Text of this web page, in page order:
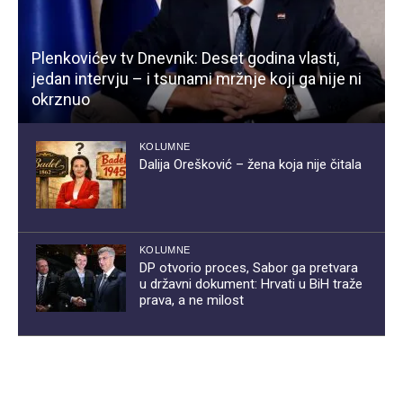
Plenkovićev tv Dnevnik: Deset godina vlasti,
jedan intervju – i tsunami mržnje koji ga nije ni
okrznuo
KOLUMNE
Dalija Orešković – žena koja nije čitala
KOLUMNE
DP otvorio proces, Sabor ga pretvara
u državni dokument: Hrvati u BiH traže
prava, a ne milost